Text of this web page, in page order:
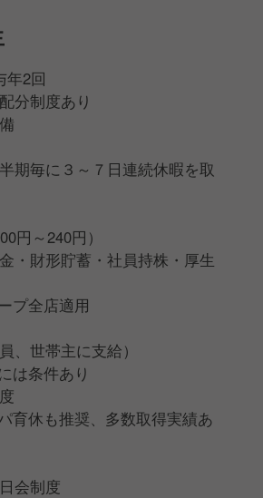
年2回
分制度あり
期毎に３～７日連続休暇を取
円～240円）
・財形貯蓄・社員持株・厚生
プ全店適用
、世帯主に支給）
は条件あり
育休も推奨、多数取得実績あ
会制度